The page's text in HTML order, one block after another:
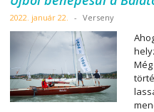
2022. január 22. - Verseny